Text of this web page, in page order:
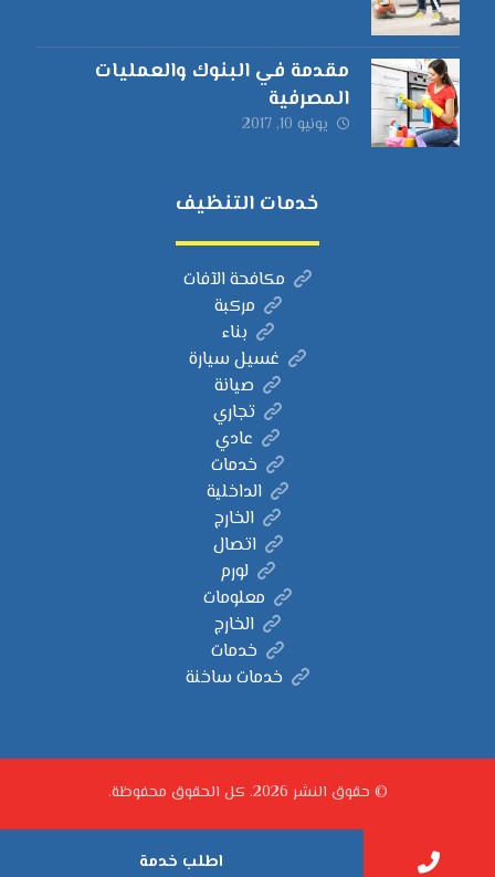
مقدمة في البنوك والعمليات
المصرفية
يونيو 10, 2017
خدمات التنظيف
مكافحة الآفات
مركبة
بناء
غسيل سيارة
صيانة
تجاري
عادي
خدمات
الداخلية
الخارج
اتصال
لورم
معلومات
الخارج
خدمات
خدمات ساخنة
© حقوق النشر 2026. كل الحقوق محفوظة.
اطلب خدمة